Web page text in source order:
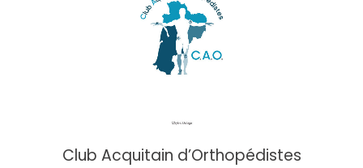
Club Acquitain d’Orthopédistes